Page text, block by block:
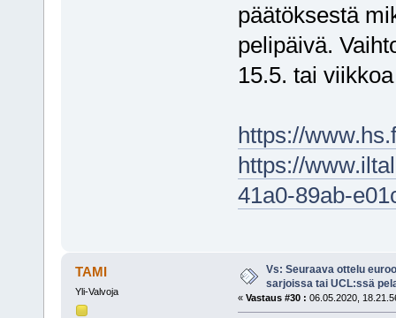
päätöksestä
pelipäivä.
15.5. tai
https://
https://
41a0-89ab-
TAMI
Yli-Valvoja
Vs: Seuraava ottelu
sarjoissa tai UCL:ssä
« Vastaus #30 : 06.05.2020,